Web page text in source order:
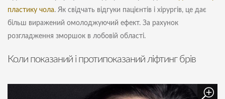
пластику чола. Як свідчать відгуки пацієнтів і хірургів, це дає
більш виражений омолоджуючий ефект. За рахунок
розгладження зморшок в лобовій області.
Коли показаний і протипоказаний ліфтинг брів